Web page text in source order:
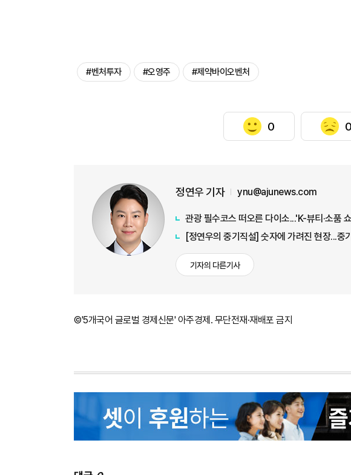
#벤처투자 #오영주 #제약바이오벤처
0 0
정연우 기자 ynu@ajunews.com
관광 필수코스 떠오른 다이소...'K-뷰티·소품
[정연우의 중기직설] 숫자에 가려진 현장...중
기자의 다른기사
©'5개국어 글로벌 경제신문' 아주경제. 무단전재·재배포 금지